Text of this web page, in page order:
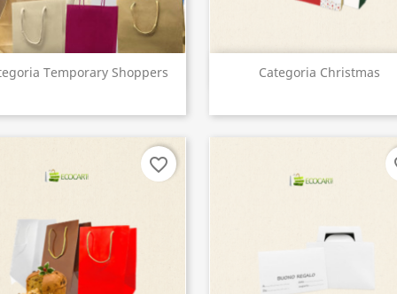
Temporary Shoppers
Vista rápida
Categoria Christmas
Vista rápida
favorite_border